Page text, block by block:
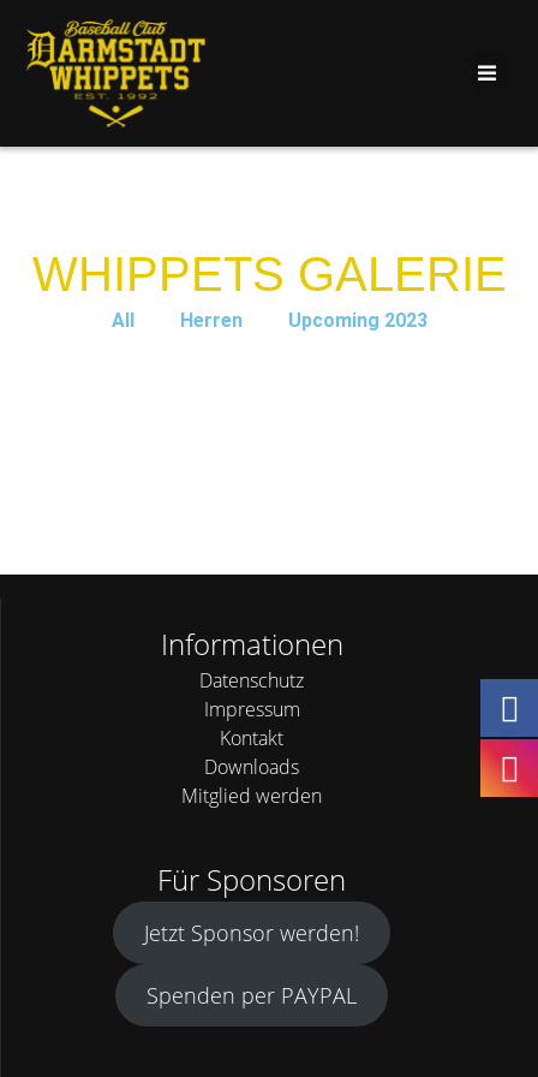
WHIPPETS GALERIE
All Herren Upcoming 2023
Informationen
Datenschutz
Impressum
Kontakt
Downloads
Mitglied werden
Für Sponsoren
Jetzt Sponsor werden!
Spenden per PAYPAL